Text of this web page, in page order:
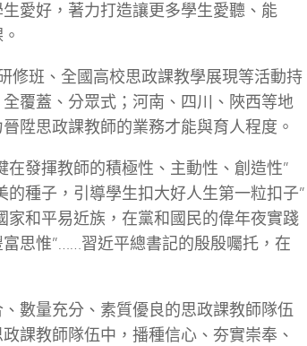
愛好，著力打造讓更多學生愛聽、能
修班、全國高校思政課教學展現等活動持
覆蓋、分眾式；河南、四川、陜西等地
陞思政課教師的業務才能與育人程度。
發揮教師的積極性、主動性、創造性”
種子，引導學生扣大好人生第一粒扣子”
家和平易近族，在黨和國民的偉年夜實踐
思惟”……習近平總書記的殷殷囑托，在
、數量充分、素質優良的思政課教師隊伍
課教師隊伍中，播種信心、夯實崇奉、